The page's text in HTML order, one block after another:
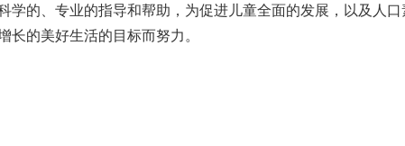
学的、专业的指导和帮助，为促进儿童全面的发展，以及人
的美好生活的目标而努力。